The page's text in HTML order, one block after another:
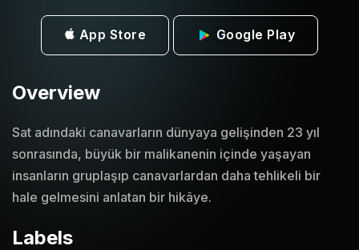
App Store Google Play
Overview
Sat adındaki canavarların dünyaya gelişinden 23 yıl
sonrasında, büyük bir malikanenin içinde yaşayan
insanların gruplaşıp canavarlardan daha tehlikeli bir
hale gelmesini anlatan bir hikâye.
Labels